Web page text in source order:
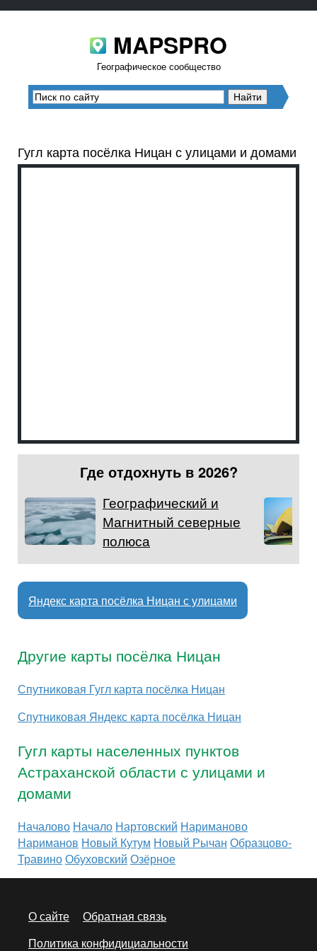
MAPSPRO
Географическое сообщество
Гугл карта посёлка Ницан с улицами и домами
Где отдохнуть в 2026?
Географический и
Магнитный северные
полюса
Яндекс карта посёлка Ницан с улицами
Другие карты посёлка Ницан
Спутниковая Гугл карта посёлка Ницан
Спутниковая Яндекс карта посёлка Ницан
Гугл карты населенных пунктов
Астраханской области с улицами и
домами
Началово Начало Нартовский Нариманово
Нариманов Новый Кутум Новый Рычан Образцово-
ТравиноОбуховский Озёрное
О сайте
Обратная связь
Политика конфидициальности